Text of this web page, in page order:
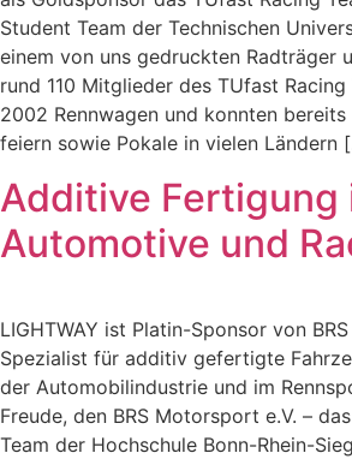
Student Team der Technischen
einem von uns gedruckten Radträger
rund 110 Mitglieder des TUfast Racing
2002 Rennwagen und konnten
feiern sowie Pokale in vielen Ländern
Additive Fertigung
Automotive und
LIGHTWAY ist Platin-Sponsor von
Spezialist für additiv gefertigte
der Automobilindustrie und im
Freude, den BRS Motorsport e.V. –
Team der Hochschule Bonn-Rhein-